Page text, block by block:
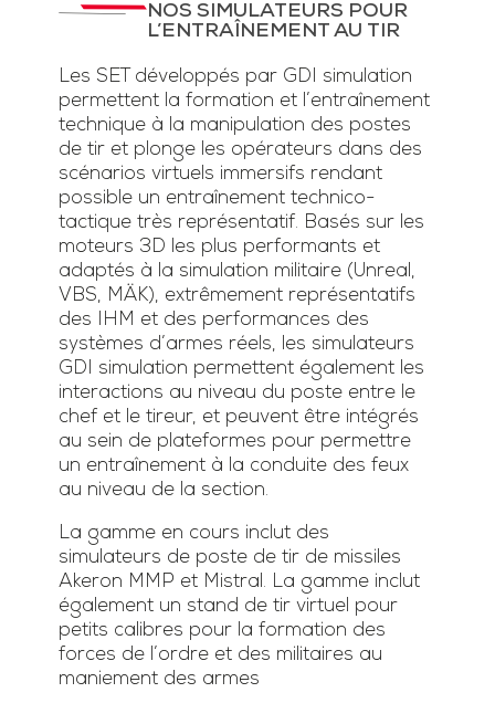
NOS SIMULATEURS POUR
L’ENTRAÎNEMENT AU TIR
Les SET développés par GDI simulation
permettent la formation et l’entraînement
technique à la manipulation des postes
de tir et plonge les opérateurs dans des
scénarios virtuels immersifs rendant
possible un entraînement technico-
tactique très représentatif. Basés sur les
moteurs 3D les plus performants et
adaptés à la simulation militaire (Unreal,
VBS, MÄK), extrêmement représentatifs
des IHM et des performances des
systèmes d’armes réels, les simulateurs
GDI simulation permettent également les
interactions au niveau du poste entre le
chef et le tireur, et peuvent être intégrés
au sein de plateformes pour permettre
un entraînement à la conduite des feux
au niveau de la section.
La gamme en cours inclut des
simulateurs de poste de tir de missiles
Akeron MMP et Mistral. La gamme inclut
également un stand de tir virtuel pour
petits calibres pour la formation des
forces de l’ordre et des militaires au
maniement des armes